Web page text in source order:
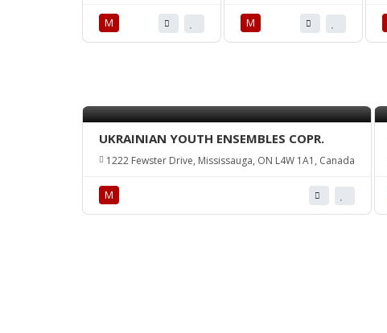
М М
UKRAINIAN YOUTH ENSEMBLES COPR.
1222 Fewster Drive, Mississauga, ON L4W 1A1, Canada
М